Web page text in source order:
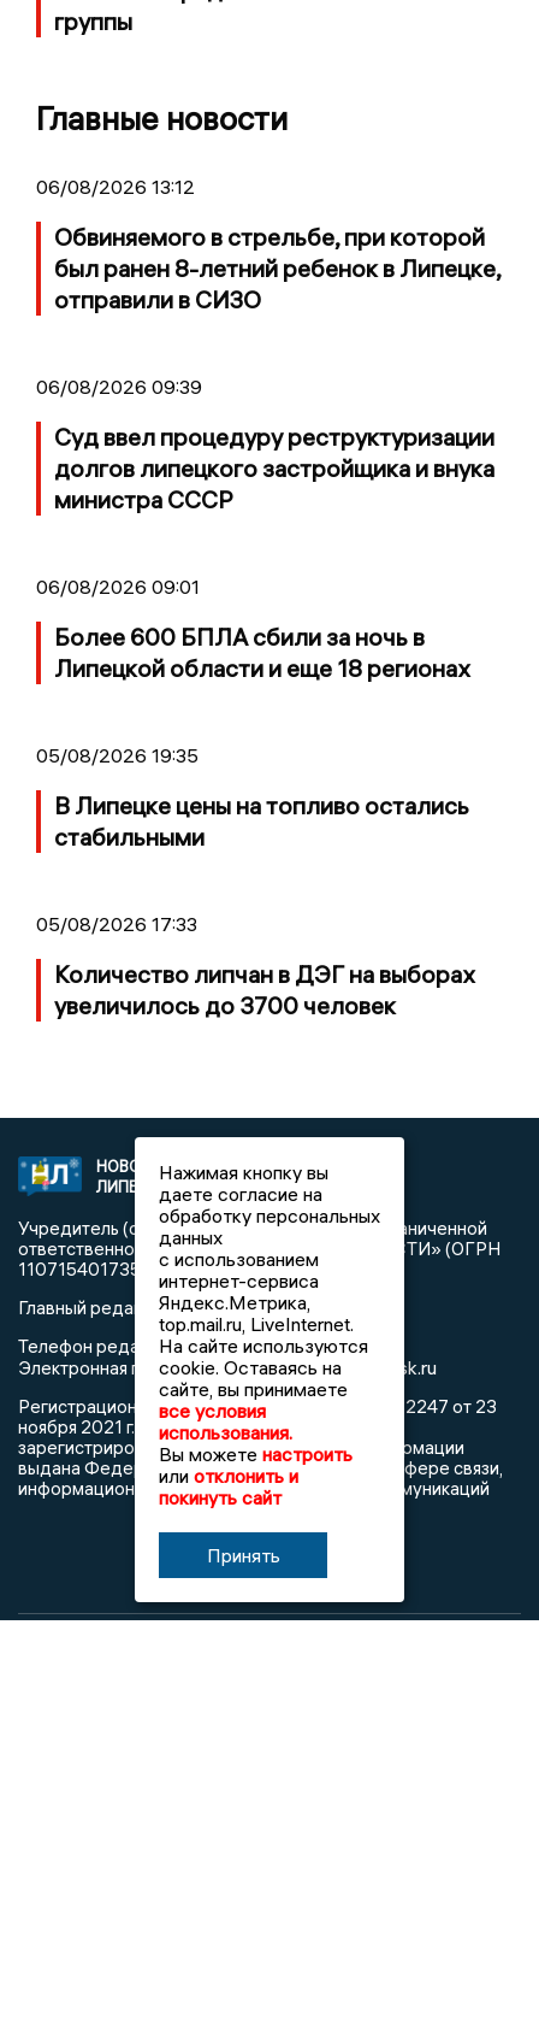
группы
Главные новости
06/08/2026 13:12
Обвиняемого в стрельбе, при которой
был ранен 8-летний ребенок в Липецке,
отправили в СИЗО
06/08/2026 09:39
Суд ввел процедуру реструктуризации
долгов липецкого застройщика и внука
министра СССР
06/08/2026 09:01
Более 600 БПЛА сбили за ночь в
Липецкой области и еще 18 регионах
05/08/2026 19:35
В Липецке цены на топливо остались
стабильными
05/08/2026 17:33
Количество липчан в ДЭГ на выборах
увеличилось до 3700 человек
НОВОСТИ
ЛИПЕЦКА
2021 © NEWSLIPETSK.RU | СИ
«Новости Липецка»
Учредитель (соучредители): Общество с ограниченной
ответственностью «РЕГИОНАЛЬНЫЕ НОВОСТИ» (ОГРН
1107154017354)
Главный редактор: Герцог Е.Г.
Телефон редакции: +7 903 699 9427
Электронная почта редакции:info@newslipetsk.ru
Регистрационный номер: серия Эл № ФС77-82247 от 23
ноября 2021 г. согласно выписке из реестра
зарегистрированных средств массовой информации
выдана Федеральной службой по надзору в сфере связи,
информационных технологий и массовых коммуникаций
Нажимая кнопку вы
даете согласие на
обработку персональных
данных
с использованием
интернет-сервиса
Яндекс.Метрика,
top.mail.ru, LiveInternet.
На сайте используются
cookie. Оставаясь на
сайте, вы принимаете
все условия
использования.
Вы можете настроить
или отклонить и
покинуть сайт
Принять